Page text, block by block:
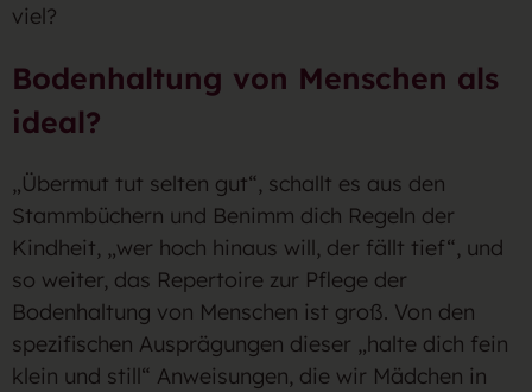
viel?
Bodenhaltung von Menschen als
ideal?
„Übermut tut selten gut“, schallt es aus den
Stammbüchern und Benimm dich Regeln der
Kindheit, „wer hoch hinaus will, der fällt tief“, und
so weiter, das Repertoire zur Pflege der
Bodenhaltung von Menschen ist groß. Von den
spezifischen Ausprägungen dieser „halte dich fein
klein und still“ Anweisungen, die wir Mädchen in